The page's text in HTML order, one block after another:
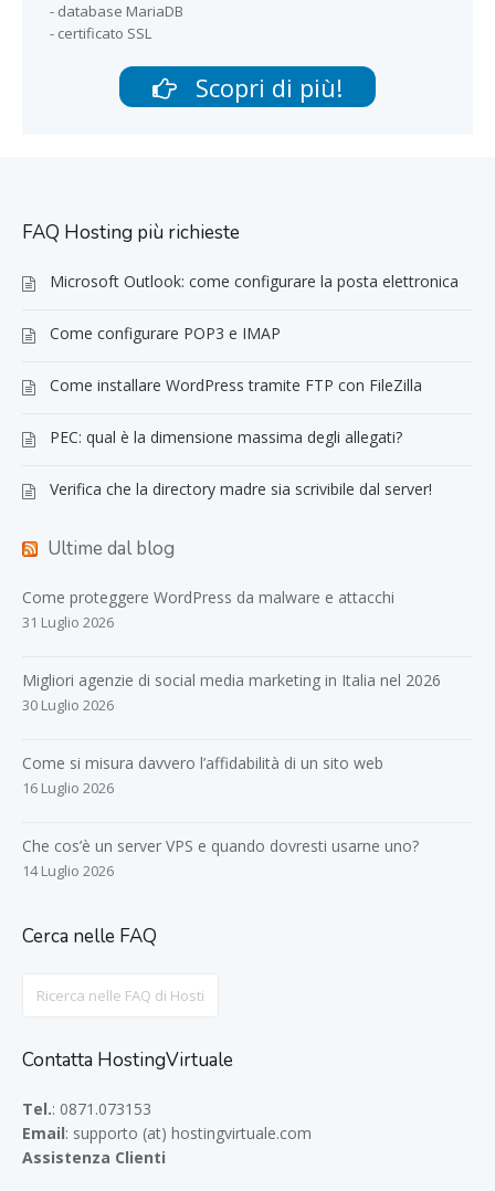
- database MariaDB
- certificato SSL
Scopri di più!
FAQ Hosting più richieste
Microsoft Outlook: come configurare la posta elettronica
Come configurare POP3 e IMAP
Come installare WordPress tramite FTP con FileZilla
PEC: qual è la dimensione massima degli allegati?
Verifica che la directory madre sia scrivibile dal server!
Ultime dal blog
Come proteggere WordPress da malware e attacchi
31 Luglio 2026
Migliori agenzie di social media marketing in Italia nel 2026
30 Luglio 2026
Come si misura davvero l’affidabilità di un sito web
16 Luglio 2026
Che cos’è un server VPS e quando dovresti usarne uno?
14 Luglio 2026
Cerca nelle FAQ
Contatta HostingVirtuale
Tel.: 0871.073153
Email: supporto (at) hostingvirtuale.com
Assistenza Clienti